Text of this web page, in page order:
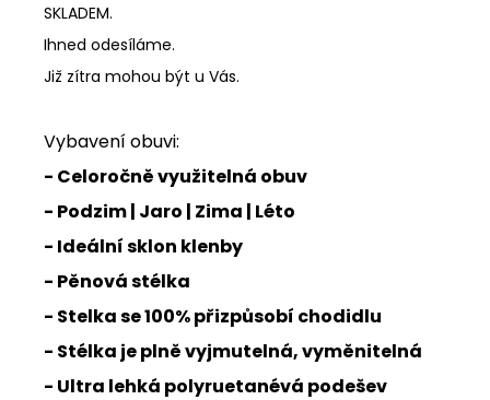
SKLADEM.
Ihned odesíláme.
Již zítra mohou být u Vás.
Vybavení obuvi:
- Celoročně využitelná obuv
- Podzim | Jaro | Zima | Léto
- Ideální sklon klenby
- Pěnová stélka
- Stelka se 100% přizpůsobí chodidlu
- Stélka je plně vyjmutelná, vyměnitelná
- Ultra lehká polyruetanévá podešev